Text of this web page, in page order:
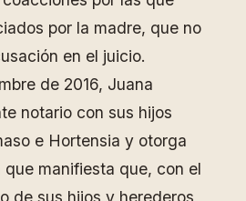
por la madre, que no
en el juicio.
de 2016, Juana
notario con sus hijos
e Hortensia y otorga
que manifiesta que, con el
de sus hijos y herederos